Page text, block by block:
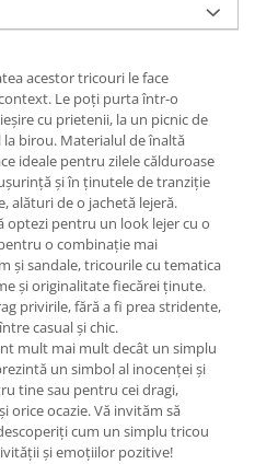
acestor tricouri le face
Le poți purta într-o
cu prietenii, la un picnic de
la birou. Materialul de înaltă
ideale pentru zilele călduroase
și în ținutele de tranziție
alături de o jachetă lejeră.
optezi pentru un look lejer cu o
o combinație mai
și sandale, tricourile cu tematica
și originalitate fiecărei ținute.
privirile, fără a fi prea stridente,
casual și chic.
mult mai mult decât un simplu
un simbol al inocenței și
tine sau pentru cei dragi,
ocazie. Vă invităm să
cum un simplu tricou
și emoțiilor pozitive!